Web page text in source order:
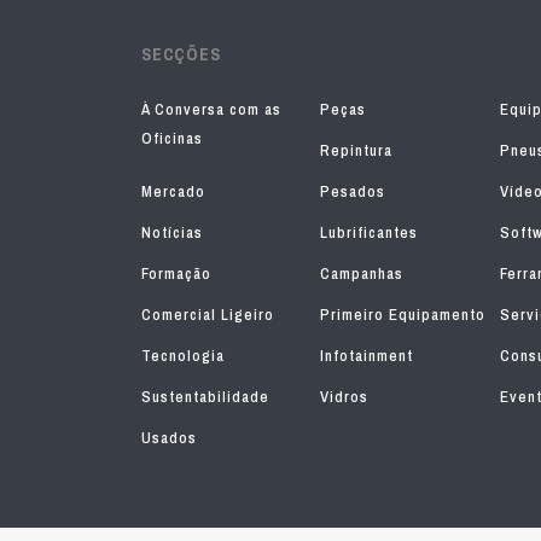
SECÇÕES
À Conversa com as
Oficinas
Peças
Repintura
Mercado
Pesados
Notícias
Lubrificantes
Formação
Campanhas
Comercial Ligeiro
Primeiro Equipamento
Tecnologia
Infotainment
Sustentabilidade
Vidros
Usados